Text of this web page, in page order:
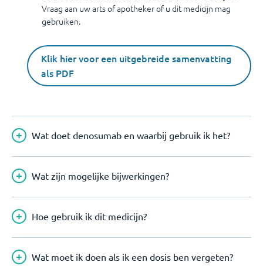
Vraag aan uw arts of apotheker of u dit medicijn mag
gebruiken.
Klik hier voor een uitgebreide samenvatting
als PDF
Wat doet denosumab en waarbij gebruik ik het?
Wat zijn mogelijke bijwerkingen?
Hoe gebruik ik dit medicijn?
Wat moet ik doen als ik een dosis ben vergeten?